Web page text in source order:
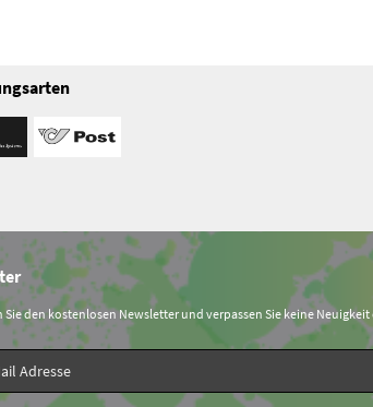
den kostenlosen Newsletter und verpassen Sie keine